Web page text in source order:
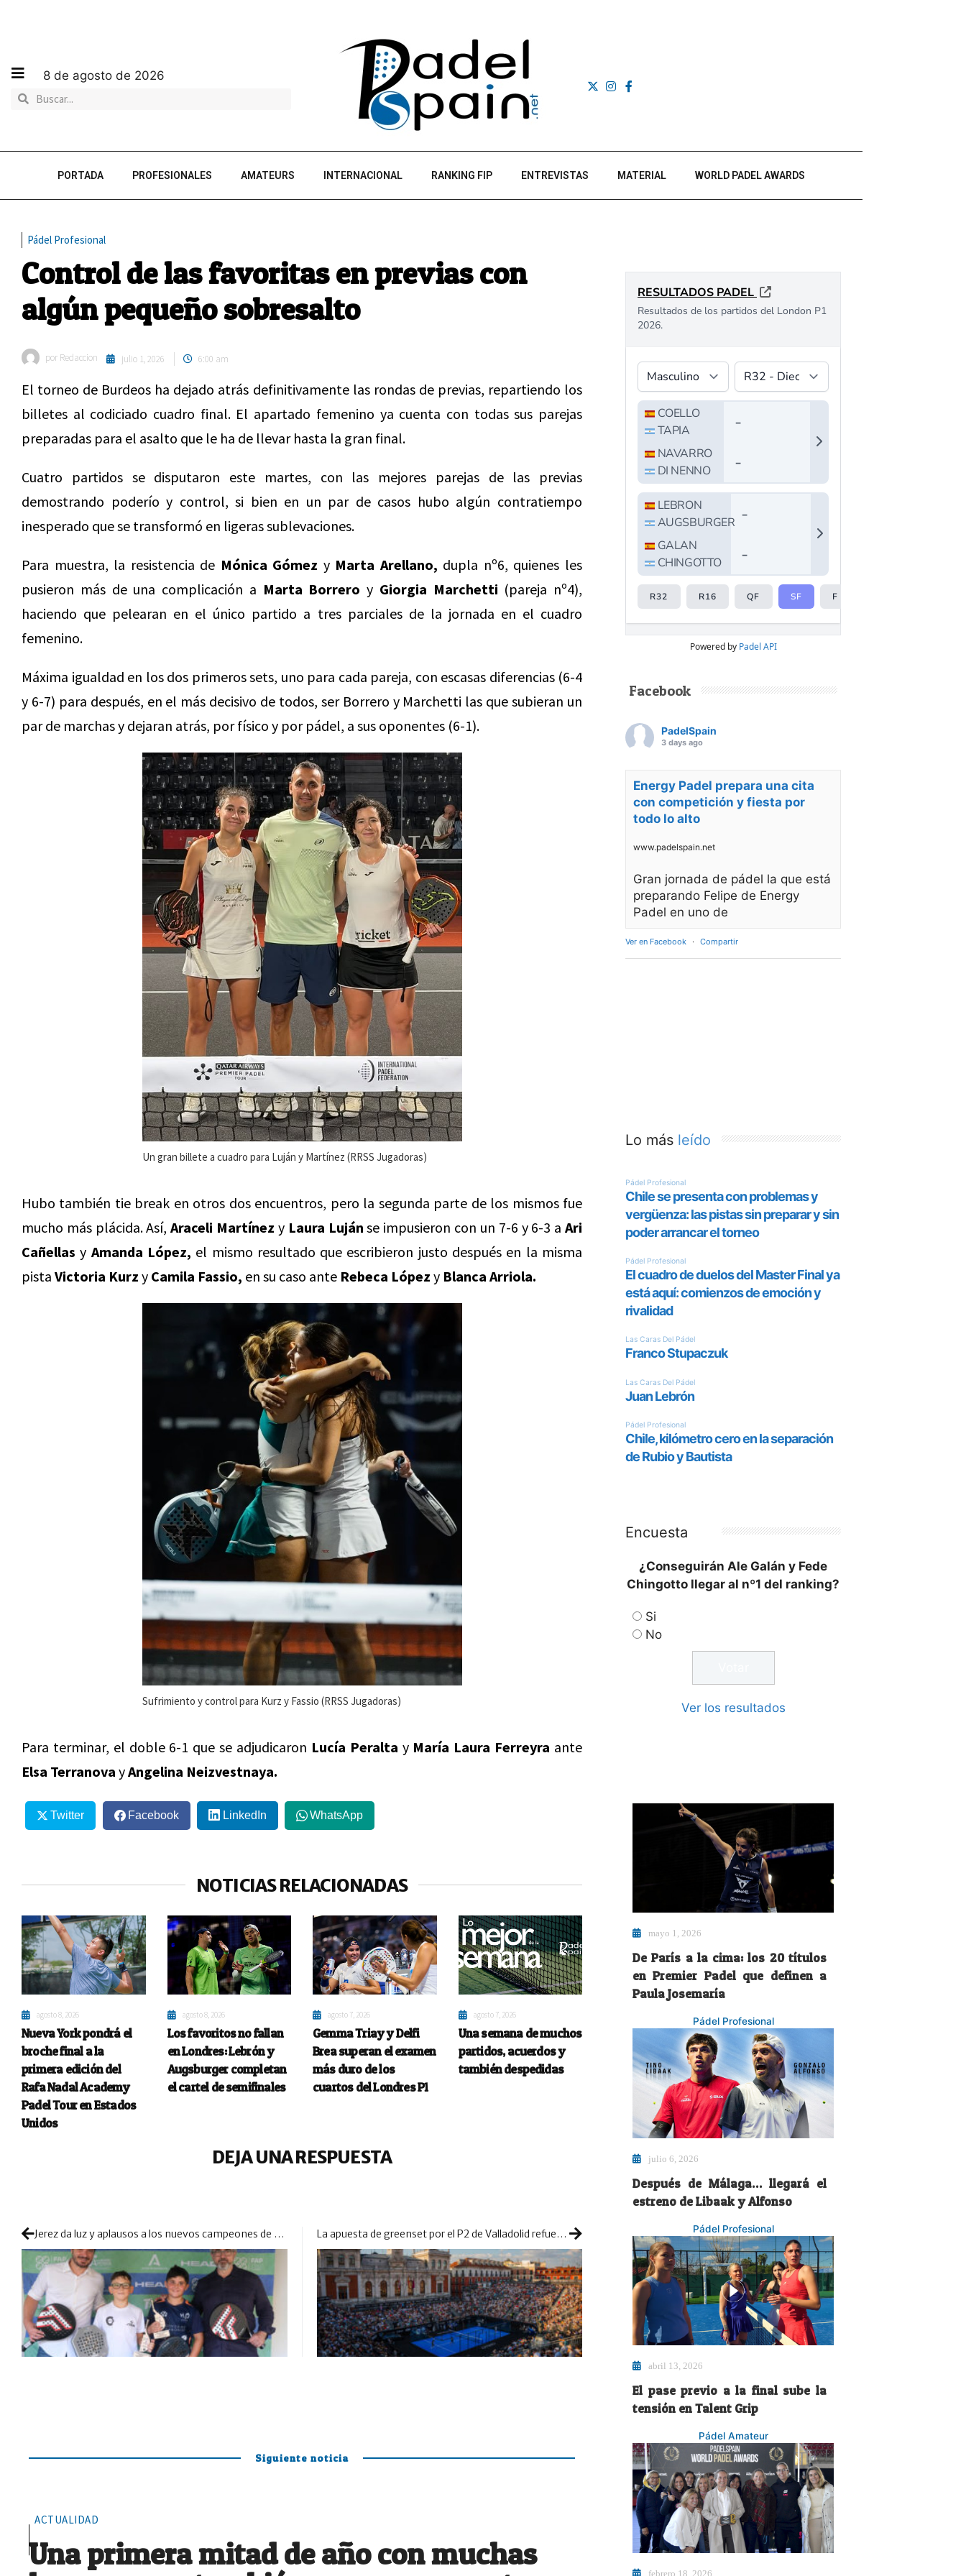
8 de agosto de 2026
PORTADA PROFESIONALES AMATEURS INTERNACIONAL RANKING FIP ENTREVISTAS MATERIAL WORLD PADEL AWARDS
Pádel Profesional
Control de las favoritas en previas con
algún pequeño sobresalto
por Redaccion julio 1, 2026 6:00 am
El torneo de Burdeos ha dejado atrás definitivamente las rondas de previas, repartiendo los
billetes al codiciado cuadro final. El apartado femenino ya cuenta con todas sus parejas
preparadas para el asalto que le ha de llevar hasta la gran final.
Cuatro partidos se disputaron este martes, con las mejores parejas de las previas
demostrando poderío y control, si bien en un par de casos hubo algún contratiempo
inesperado que se transformó en ligeras sublevaciones.
Para muestra, la resistencia de Mónica Gómez y Marta Arellano, dupla nº6, quienes les
pusieron más de una complicación a Marta Borrero y Giorgia Marchetti (pareja nº4),
haciendo que pelearan en el único partido a tres parciales de la jornada en el cuadro
femenino.
Máxima igualdad en los dos primeros sets, uno para cada pareja, con escasas diferencias (6-4
y 6-7) para después, en el más decisivo de todos, ser Borrero y Marchetti las que subieran un
par de marchas y dejaran atrás, por físico y por pádel, a sus oponentes (6-1).
Un gran billete a cuadro para Luján y Martínez (RRSS Jugadoras)
Hubo también tie break en otros dos encuentros, pero la segunda parte de los mismos fue
mucho más plácida. Así,Araceli Martínez y Laura Luján se impusieron con un 7-6 y 6-3 aAri
Cañellas y Amanda López, el mismo resultado que escribieron justo después en la misma
pista Victoria Kurz y Camila Fassio, en su caso ante Rebeca López y Blanca Arriola.
Sufrimiento y control para Kurz y Fassio (RRSS Jugadoras)
Para terminar, el doble 6-1 que se adjudicaron Lucía Peralta y María Laura Ferreyra ante
Elsa Terranova yAngelina Neizvestnaya.
Twitter Facebook LinkedIn WhatsApp
NOTICIAS RELACIONADAS
agosto 8, 2026
Nueva York pondrá el
broche final a la
primera edición del
Rafa Nadal Academy
Padel Tour en Estados
Unidos
agosto 8, 2026
Los favoritos no fallan
en Londres: Lebrón y
Augsburger completan
el cartel de semifinales
agosto 7, 2026
Gemma Triay y Delfi
Brea superan el examen
más duro de los
cuartos del Londres P1
agosto 7, 2026
Una semana de muchos
partidos, acuerdos y
también despedidas
DEJA UNA RESPUESTA
Jerez da luz y aplausos a los nuevos campeones de Andalucía de Menores La apuesta de greenset por el P2 de Valladolid refuerza una edición histórica
Siguiente noticia
ACTUALIDAD
Una primera mitad de año con muchas
Powered by Padel API
Facebook
PadelSpain
3 days ago
Energy Padel prepara una cita
con competición y fiesta por
todo lo alto
www.padelspain.net
Gran jornada de pádel la que está
preparando Felipe de Energy
Padel en uno de
Ver en Facebook · Compartir
Lo más leído
Encuesta
¿Conseguirán Ale Galán y Fede
Chingotto llegar al nº1 del ranking?
Si
No
Ver los resultados
mayo 1, 2026
De París a la cima: los 20 títulos
en Premier Padel que definen a
Paula Josemaría
Pádel Profesional
julio 6, 2026
Después de Málaga… llegará el
estreno de Libaak y Alfonso
Pádel Profesional
abril 13, 2026
El pase previo a la final sube la
tensión en Talent Grip
Pádel Amateur
febrero 18, 2026